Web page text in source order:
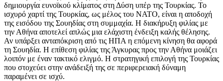
δημιουργία ευνοϊκού κλίματος στη Δύση υπέρ της Τουρκίας. Το
ισχυρό χαρτί της Τουρκίας, ως μέλος του ΝΑΤΟ, είναι η αποδοχή
της εισόδου της Σουηδίας στη συμμαχία. Η διακήρυξη φιλίας με
την Αθήνα αποτελεί απλώς μια ελάχιστη ένδειξη καλής θέλησης.
Αν υπάρξει ανταπόκριση από τις ΗΠΑ η επόμενη κίνηση θα αφορά
τη Σουηδία. Η επίθεση φιλίας της Άγκυρας προς την Αθήνα μοιάζει
λοιπόν με έναν τακτικό ελιγμό. Η στρατηγική επιλογή της Τουρκίας
που στοχεύει στην ανάδειξή της σε περιφερειακή δύναμη
παραμένει σε ισχύ.